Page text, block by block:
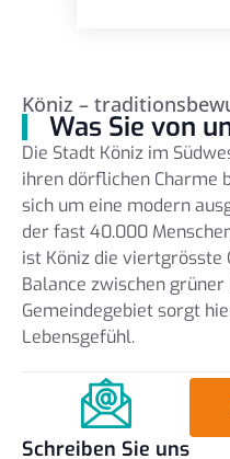
Köniz –
Was Sie von
Die Stadt Köniz im
ihren dörflichen Charme
sich um eine modern
der fast 40.000
ist Köniz die viertgrösste
Balance zwischen
Gemeindegebiet sorgt
Lebensgefühl.
Schreiben Sie uns